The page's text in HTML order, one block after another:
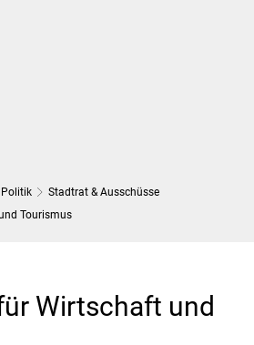
Politik
Stadtrat & Ausschüsse
Tourismus
Wirtschaft und